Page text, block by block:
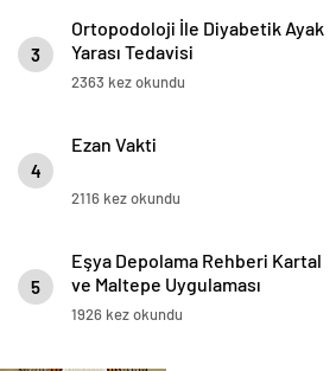
3
Ortopodoloji İle Diyabetik Ayak
Yarası Tedavisi
2363 kez okundu
4
Ezan Vakti
2116 kez okundu
5
Eşya Depolama Rehberi Kartal
ve Maltepe Uygulaması
1926 kez okundu